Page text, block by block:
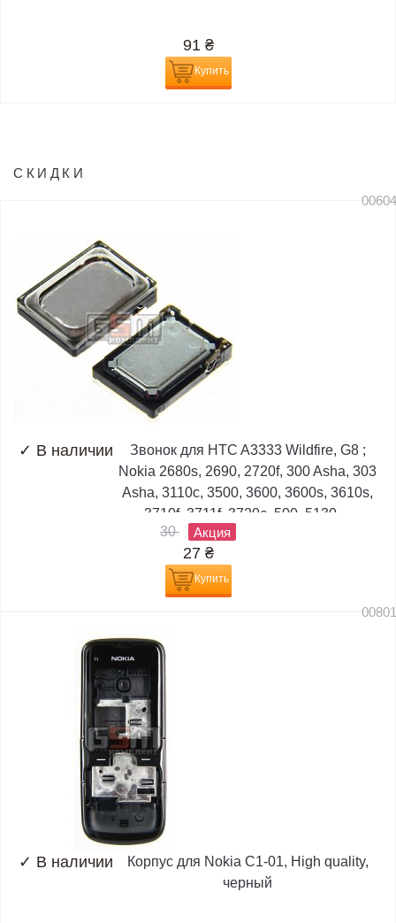
91 ₴
Купить
СКИДКИ
✓ В наличии
Звонок для HTC A3333 Wildfire, G8 ;
Nokia 2680s, 2690, 2720f, 300 Asha, 303
Asha, 3110c, 3500, 3600, 3600s, 3610s,
3710f, 3711f, 3720c, 500, 5130,...
30
Акция
27 ₴
Купить
✓ В наличии
Корпус для Nokia C1-01, High quality,
черный